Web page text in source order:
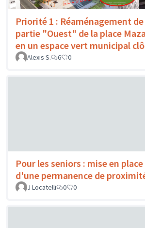
Priorité 1 : Réaménagement de
partie "Ouest" de la place
en un espace vert municipal
Alexis S. 6 0
Pour les seniors : mise en place
d'une permanence de
J Locatelli
0 0